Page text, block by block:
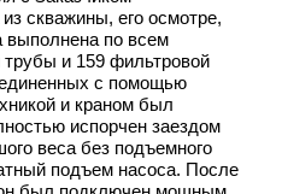
скважины, его осмотре,
выполнена по всем
трубы и 159 фильтровой
с помощью
и краном был
испорчен заездом
веса без подъемного
подъем насоса. После